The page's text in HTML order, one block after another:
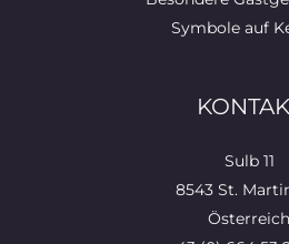
Symbole auf
Sulb 11
8543 St.
Österreich